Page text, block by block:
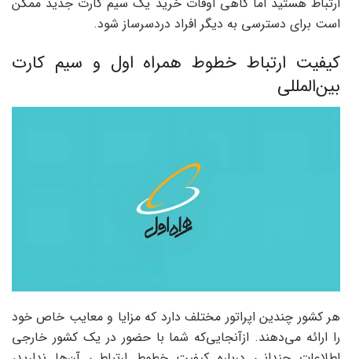
است برای دسترسی به دیگر افراد دردسرساز شود.
کیفیت ارتباط خطوط همراه اول و سیم کارت
بین‌المللی
هر کشور چندین اپراتور مختلف دارد که مزایا و معایب خاص خود
را ارائه می‌دهند. ازآنجایی‌که شما با حضور در یک کشور خارجی